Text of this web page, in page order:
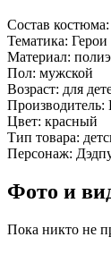
Состав костюма:
Тематика: Герои
Материал:
Пол: мужской
Возраст: для
Производитель:
Цвет: красный
Тип товара:
Персонаж:
Фото и
Пока никто не